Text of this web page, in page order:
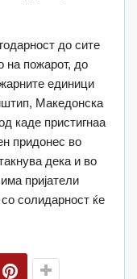
до сите
на пожарот, до
единици
Македонска
каде пристигнаа
придонес во
дека и во
пријатели
солидарност ќе